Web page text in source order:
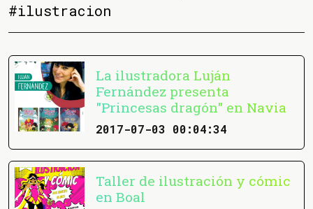
#ilustracion
La ilustradora Luján
Fernández presenta
"Princesas dragón" en Navia
2017-07-03 00:04:34
Taller de ilustración y cómic
en Boal